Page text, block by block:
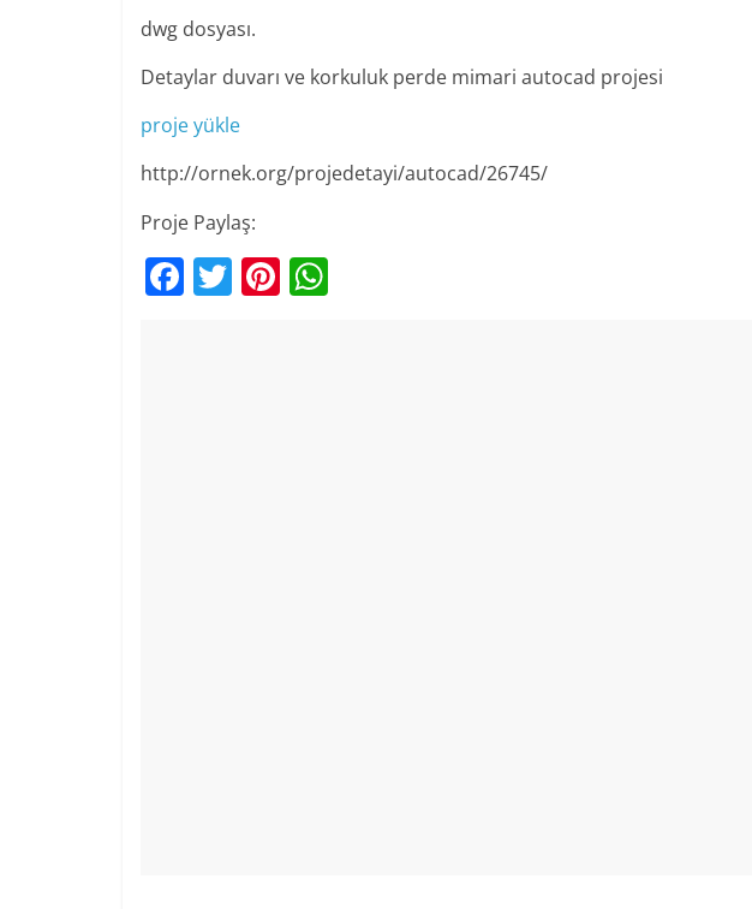
dwg dosyası.
Detaylar duvarı ve korkuluk perde mimari autocad projesi
proje yükle
http://ornek.org/projedetayi/autocad/26745/
Proje Paylaş:
F T Pi